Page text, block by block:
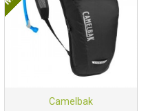
Camelbak